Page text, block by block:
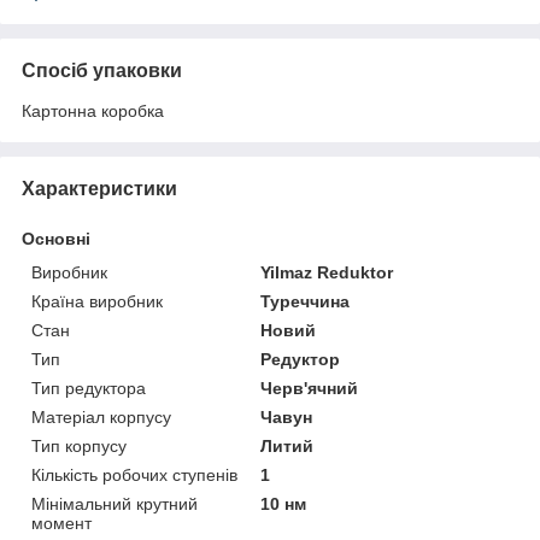
Спосіб упаковки
Картонна коробка
Характеристики
Основні
Виробник
Yilmaz Reduktor
Країна виробник
Туреччина
Стан
Новий
Тип
Редуктор
Тип редуктора
Черв'ячний
Матеріал корпусу
Чавун
Тип корпусу
Литий
Кількість робочих ступенів
1
Мінімальний крутний
момент
10 нм